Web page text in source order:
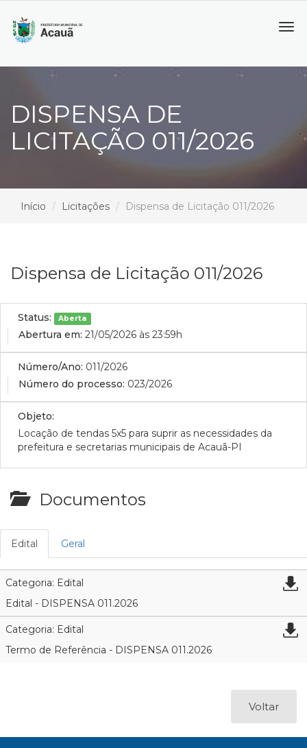
DISPENSA DE
LICITAÇÃO 011/2026
Início Licitações Dispensa de Licitação 011/2026
Dispensa de Licitação 011/2026
Status: Aberta
Abertura em: 21/05/2026 às 23:59h
Número/Ano: 011/2026
Número do processo: 023/2026
Objeto:
Locação de tendas 5x5 para suprir as necessidades da
prefeitura e secretarias municipais de Acauã-PI
Documentos
Edital Geral
Categoria: Edital
Edital - DISPENSA 011.2026
Categoria: Edital
Termo de Referência - DISPENSA 011.2026
Voltar